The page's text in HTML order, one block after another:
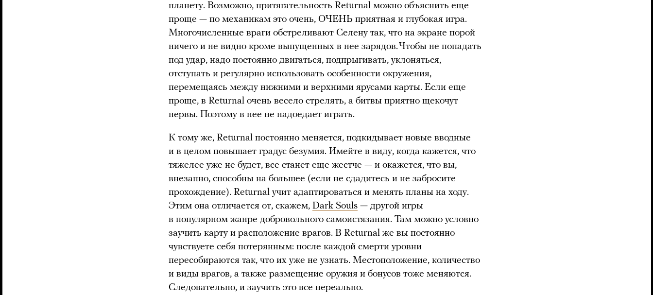
планету. Возможно, притягательность Returnal можно объяснить еще
проще — по механикам это очень, ОЧЕНЬ приятная и глубокая игра.
Многочисленные враги обстреливают Селену так, что на экране порой
ничего и не видно кроме выпущенных в нее зарядов. Чтобы не попадать
под удар, надо постоянно двигаться, подпрыгивать, уклоняться,
отступать и регулярно использовать особенности окружения,
перемещаясь между нижними и верхними ярусами карты. Если еще
проще, в Returnal очень весело стрелять, а битвы приятно щекочут
нервы. Поэтому в нее не надоедает играть.
К тому же, Returnal постоянно меняется, подкидывает новые вводные
и в целом повышает градус безумия. Имейте в виду, когда кажется, что
тяжелее уже не будет, все станет еще жестче — и окажется, что вы,
внезапно, способны на большее (если не сдадитесь и не забросите
прохождение). Returnal учит адаптироваться и менять планы на ходу.
Этим она отличается от, скажем, Dark Souls — другой игры
в популярном жанре добровольного самоистязания. Там можно условно
заучить карту и расположение врагов. В Returnal же вы постоянно
чувствуете себя потерянным: после каждой смерти уровни
пересобираются так, что их уже не узнать. Местоположение, количество
и виды врагов, а также размещение оружия и бонусов тоже меняются.
Следовательно, и заучить это все нереально.